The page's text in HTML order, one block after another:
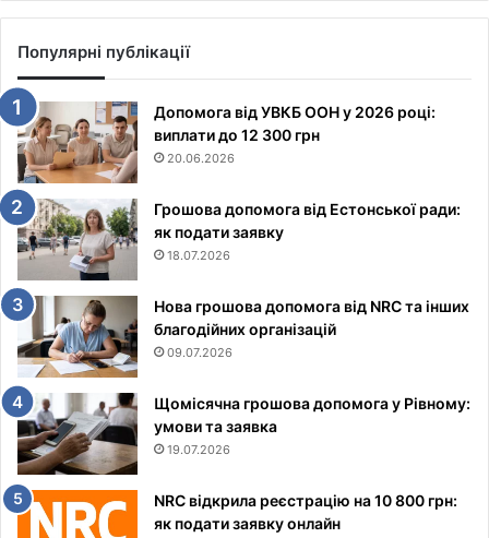
Популярні публікації
Допомога від УВКБ ООН у 2026 році:
виплати до 12 300 грн
20.06.2026
Грошова допомога від Естонської ради:
як подати заявку
18.07.2026
Нова грошова допомога від NRC та інших
благодійних організацій
09.07.2026
Щомісячна грошова допомога у Рівному:
умови та заявка
19.07.2026
NRC відкрила реєстрацію на 10 800 грн:
як подати заявку онлайн